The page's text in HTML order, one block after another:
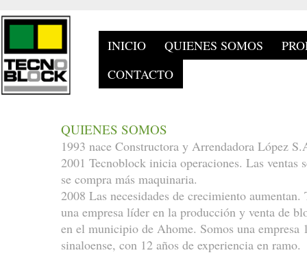
INICIO QUIENES SOMOS
CONTACTO
QUIENES SOMOS
1993 nace Constructora y Arrendadora López
2001 Tecnoblock inicia operaciones. Las ventas
se compra más maquinaria.
2008 Las necesidades de crecimiento aumentan.
una empresa líder en la producción y venta de
en el municipio de Ahome. Somos una empresa
sinaloense, con 12 años de experiencia en ramo.